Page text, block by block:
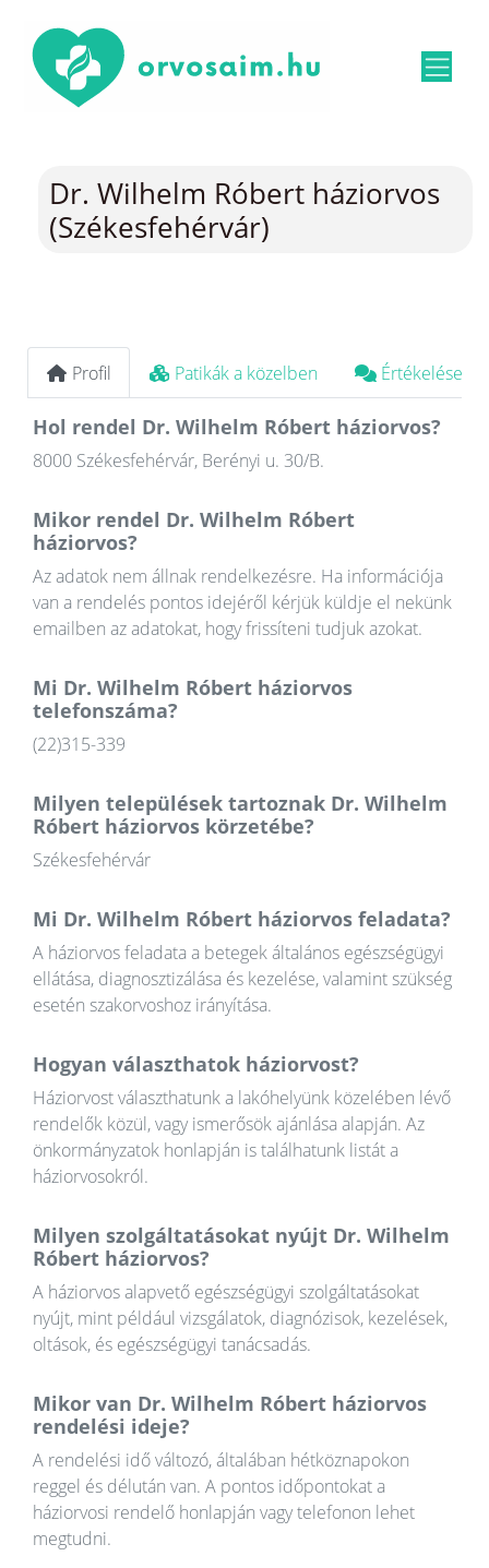
Dr. Wilhelm Róbert háziorvos
(Székesfehérvár)
Profil Patikák a közelben Értékelések
Hol rendel Dr. Wilhelm Róbert háziorvos?
8000 Székesfehérvár, Berényi u. 30/B.
Mikor rendel Dr. Wilhelm Róbert
háziorvos?
Az adatok nem állnak rendelkezésre. Ha információja
van a rendelés pontos idejéről kérjük küldje el nekünk
emailben az adatokat, hogy frissíteni tudjuk azokat.
Mi Dr. Wilhelm Róbert háziorvos
telefonszáma?
(22)315-339
Milyen települések tartoznak Dr. Wilhelm
Róbert háziorvos körzetébe?
Székesfehérvár
Mi Dr. Wilhelm Róbert háziorvos feladata?
A háziorvos feladata a betegek általános egészségügyi
ellátása, diagnosztizálása és kezelése, valamint szükség
esetén szakorvoshoz irányítása.
Hogyan választhatok háziorvost?
Háziorvost választhatunk a lakóhelyünk közelében lévő
rendelők közül, vagy ismerősök ajánlása alapján. Az
önkormányzatok honlapján is találhatunk listát a
háziorvosokról.
Milyen szolgáltatásokat nyújt Dr. Wilhelm
Róbert háziorvos?
A háziorvos alapvető egészségügyi szolgáltatásokat
nyújt, mint például vizsgálatok, diagnózisok, kezelések,
oltások, és egészségügyi tanácsadás.
Mikor van Dr. Wilhelm Róbert háziorvos
rendelési ideje?
A rendelési idő változó, általában hétköznapokon
reggel és délután van. A pontos időpontokat a
háziorvosi rendelő honlapján vagy telefonon lehet
megtudni.